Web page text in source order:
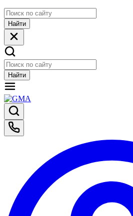
Найти
Найти